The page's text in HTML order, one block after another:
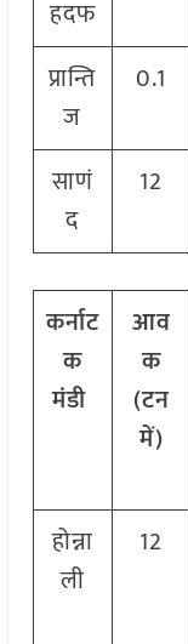
हदफ
प्रान्ति
ज
0.1
साणं
द
12
कर्नाट
क
मंडी
आव
क
(टन
में)
होन्ना
ली
12